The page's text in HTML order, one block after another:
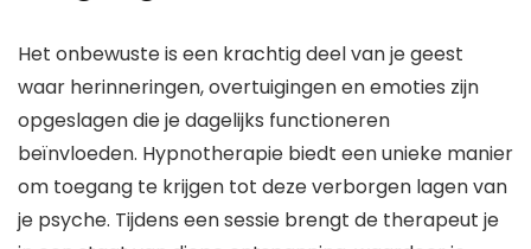
Het onbewuste is een krachtig deel van je geest
waar herinneringen, overtuigingen en emoties zijn
opgeslagen die je dagelijks functioneren
beïnvloeden. Hypnotherapie biedt een unieke manier
om toegang te krijgen tot deze verborgen lagen van
je psyche. Tijdens een sessie brengt de therapeut je